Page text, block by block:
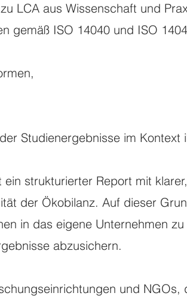
LCA aus Wissenschaft und
gemäß ISO 14040 und ISO
Studienergebnisse im Kontext
strukturierter Report mit
der Ökobilanz. Auf dieser
in das eigene Unternehmen
abzusichern.
und NGOs,